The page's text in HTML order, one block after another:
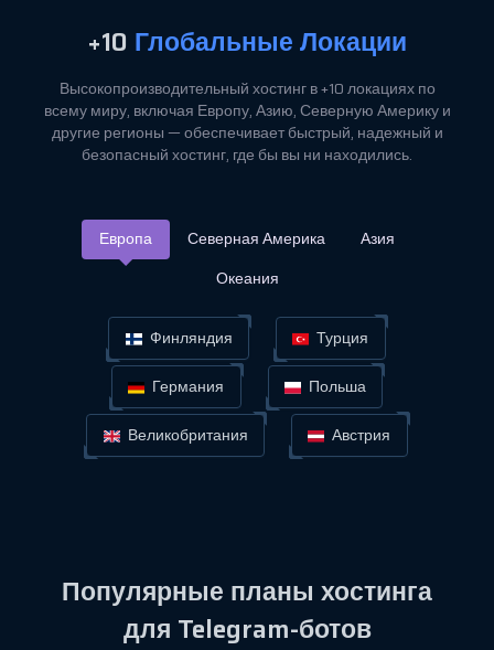
+10 Глобальные Локации
Высокопроизводительный хостинг в +10 локациях по
всему миру, включая Европу, Азию, Северную Америку и
другие регионы — обеспечивает быстрый, надежный и
безопасный хостинг, где бы вы ни находились.
Европа Северная Америка
Азия
Океания
Финляндия
Турция
Германия
Польша
Великобритания
Австрия
Популярные планы хостинга
для Telegram-ботов